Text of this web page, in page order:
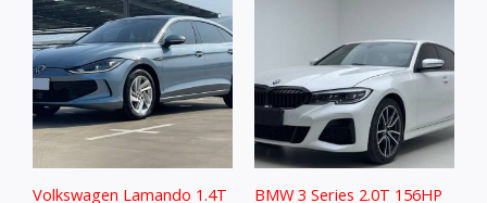
Volkswagen Lamando 1.4T
BMW 3 Series 2.0T 156HP